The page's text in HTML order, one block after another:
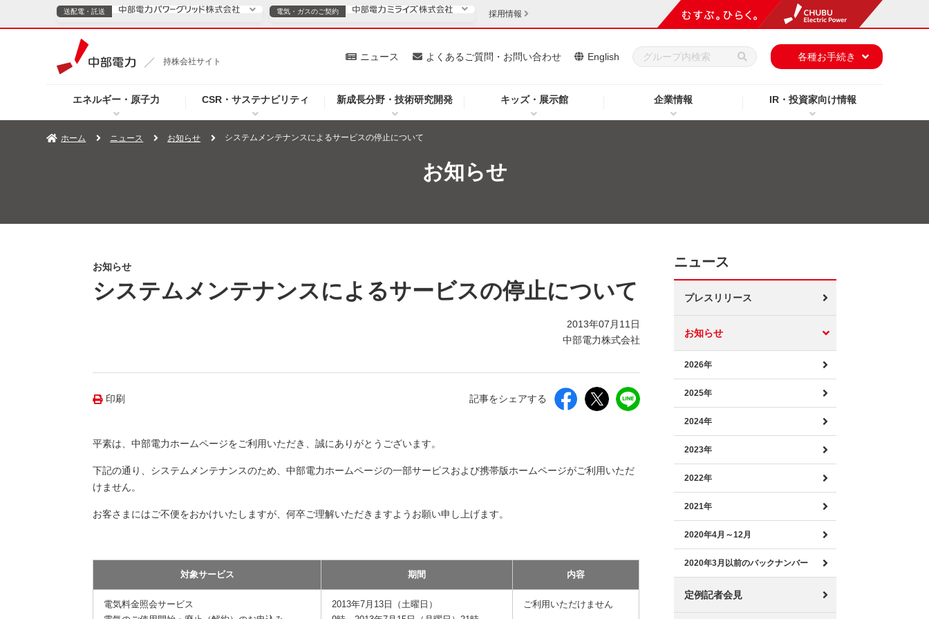
持株会社サイト
エネルギー・原子力 CSR・サステナビリティ 新成長分野・技術研究開発 キッズ・展示館 企業情報 IR・投資家向け情報
ニュース よくあるご質問・お問い合わせ English 各種お手続き
送配電・託送
TOPページへ ご案内 安定供給
企業情報
電気・ガスのご契約
電気・ガスのご契約
TOPページへ 個人のお客さま 法人のお客さま
採用情報
ホーム ニュース お知らせ システムメンテナンスによるサービスの停止について
お知らせ
お知らせ
システムメンテナンスによるサービスの停止について
2013年07月11日
中部電力株式会社
印刷 記事をシェアする
平素は、中部電力ホームページをご利用いただき、誠にありがとうございます。
下記の通り、システムメンテナンスのため、中部電力ホームページの一部サービスおよび携帯版ホームページがご利用いただ
けません。
お客さまにはご不便をおかけいたしますが、何卒ご理解いただきますようお願い申し上げます。
対象サービス 期間 内容
電気料金照会サービス
2013年7月13日（土曜日）
ご利用いただけません
ニュース
プレスリリース
お知らせ
2026年
2025年
2024年
2023年
2022年
2021年
2020年4月～12月
2020年3月以前のバックナンバー
定例記者会見